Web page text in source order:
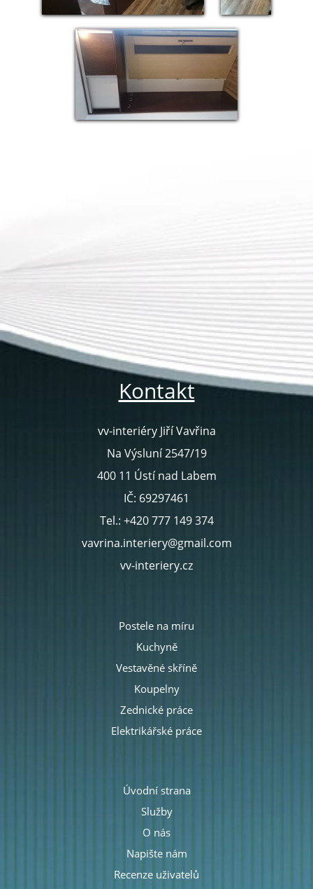
Kontakt
vv-interiéry Jiří Vavřina
Na Výsluní 2547/19
400 11 Ústí nad Labem
IČ: 69297461
Tel.: +420 777 149 374
vavrina.interiery@gmail.com
vv-interiery.cz
Postele na míru
Kuchyně
Vestavěné skříně
Koupelny
Zednické práce
Elektrikářské práce
Úvodní strana
Služby
O nás
Napište nám
Recenze uživatelů